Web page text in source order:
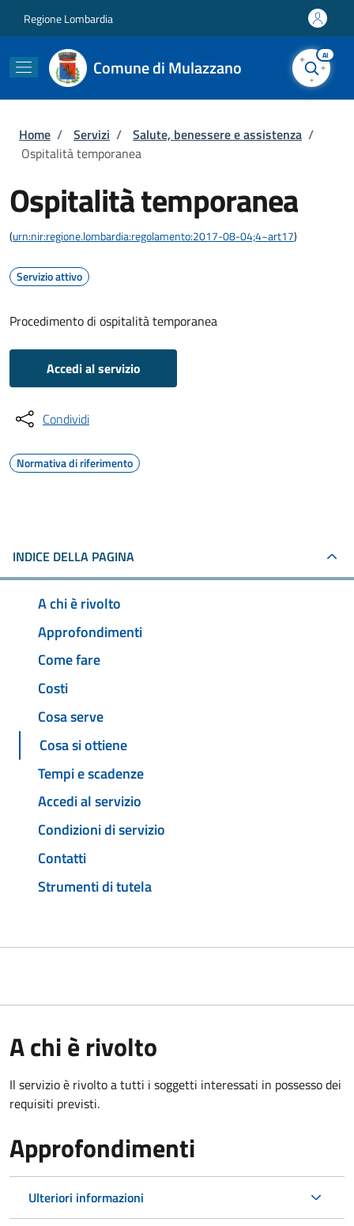
Regione Lombardia
Comune di Mulazzano
AI
Briciole di pane
Home / Servizi / Salute, benessere e assistenza /
Ospitalità temporanea
Ospitalità temporanea
(urn:nir:regione.lombardia:regolamento:2017-08-04;4~art17)
Servizio attivo
Procedimento di ospitalità temporanea
Accedi al servizio
Condividi
Normativa di riferimento
INDICE DELLA PAGINA
A chi è rivolto
Approfondimenti
Come fare
Costi
Cosa serve
Cosa si ottiene
Tempi e scadenze
Accedi al servizio
Condizioni di servizio
Contatti
Strumenti di tutela
A chi è rivolto
Il servizio è rivolto a tutti i soggetti interessati in possesso dei
requisiti previsti.
Approfondimenti
Ulteriori informazioni